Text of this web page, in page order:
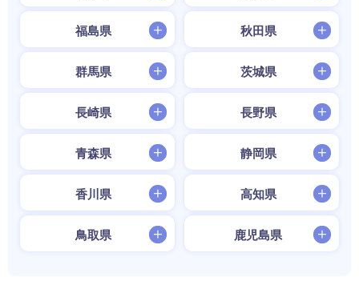
福島県 秋田県
群馬県 茨城県
長崎県 長野県
青森県 静岡県
香川県 高知県
鳥取県 鹿児島県